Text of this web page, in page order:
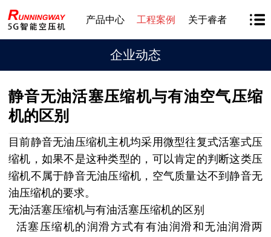
产品中心 工程案例 关于睿者
企业动态
静音无油活塞压缩机与有油空气压缩
机的区别
目前静音无油压缩机主机均采用微型往复式活塞式压
缩机，如果不是这种类型的，可以肯定的判断这类压
缩机不属于静音无油压缩机，空气质量达不到静音无
油压缩机的要求。
无油活塞压缩机与有油活塞压缩机的区别
活塞压缩机的润滑方式有有油润滑和无油润滑两